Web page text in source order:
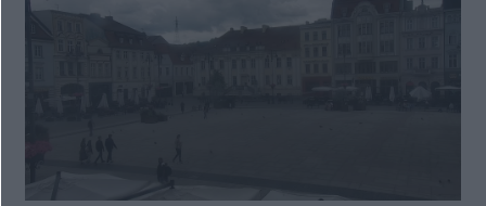
Małgorzata Oberlan z „Gazety